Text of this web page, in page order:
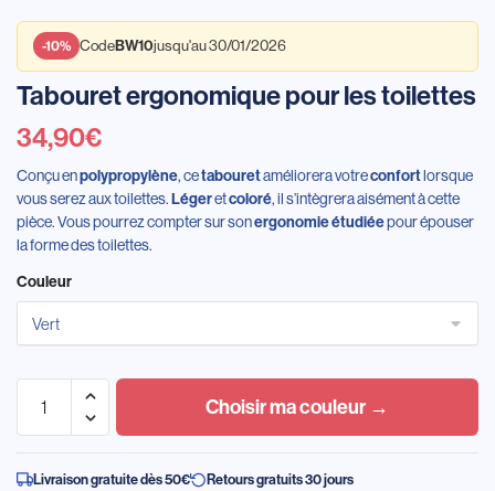
-10% CodeBW10jusqu'au 30/01/2026
Tabouret ergonomique pour les toilettes
34,90€
Conçu enpolypropylène, cetabouretaméliorera votreconfortlorsque
vous serez aux toilettes.Légeretcoloré, il s’intègrera aisément à cette
pièce. Vous pourrez compter sur sonergonomie étudiéepour épouser
la forme des toilettes.
Couleur
Choisir ma couleur →
Livraison gratuite dès 50€
Retours gratuits 30 jours